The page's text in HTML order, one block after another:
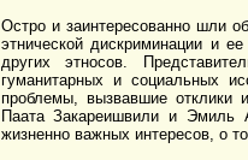
Остро и заинтересованно шли
этнической дискриминации и
других этносов.
гуманитарных и социальных
проблемы, вызвавшие отклики
Паата Закареишвили и Эмиль
жизненно важных интересов, о